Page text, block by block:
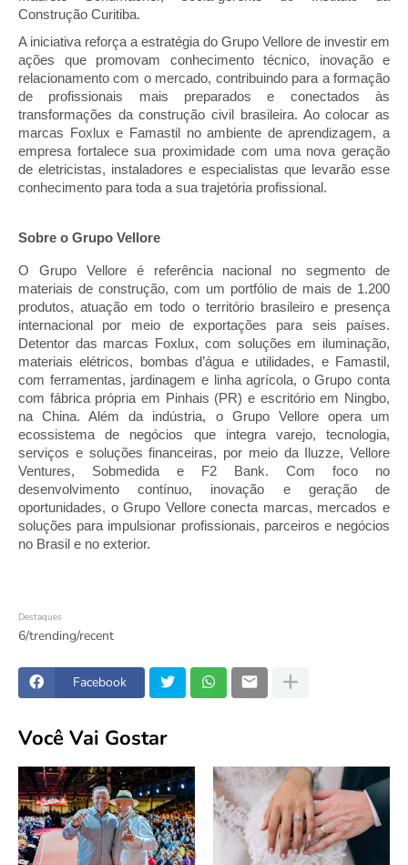
Construção Curitiba.
A iniciativa reforça a estratégia do Grupo Vellore de investir em
ações que promovam conhecimento técnico, inovação e
relacionamento com o mercado, contribuindo para a formação
de profissionais mais preparados e conectados às
transformações da construção civil brasileira. Ao colocar as
marcas Foxlux e Famastil no ambiente de aprendizagem, a
empresa fortalece sua proximidade com uma nova geração
de eletricistas, instaladores e especialistas que levarão esse
conhecimento para toda a sua trajetória profissional.
Sobre o Grupo Vellore
O Grupo Vellore é referência nacional no segmento de
materiais de construção, com um portfólio de mais de 1.200
produtos, atuação em todo o território brasileiro e presença
internacional por meio de exportações para seis países.
Detentor das marcas Foxlux, com soluções em iluminação,
materiais elétricos, bombas d’água e utilidades, e Famastil,
com ferramentas, jardinagem e linha agrícola, o Grupo conta
com fábrica própria em Pinhais (PR) e escritório em Ningbo,
na China. Além da indústria, o Grupo Vellore opera um
ecossistema de negócios que integra varejo, tecnologia,
serviços e soluções financeiras, por meio da Iluzze, Vellore
Ventures, Sobmedida e F2 Bank. Com foco no
desenvolvimento contínuo, inovação e geração de
oportunidades, o Grupo Vellore conecta marcas, mercados e
soluções para impulsionar profissionais, parceiros e negócios
no Brasil e no exterior.
Destaques
6/trending/recent
Facebook
Você Vai Gostar